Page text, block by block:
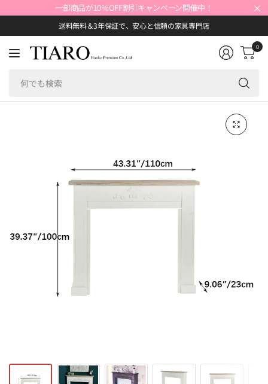
一部商品が10％OFF割引キャンペーン開催中！ ×
送料無料＆3年保証で、安心と信頼の家具専門店
0